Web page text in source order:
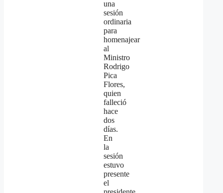
una
sesión
ordinaria
para
homenajear
al
Ministro
Rodrigo
Pica
Flores,
quien
falleció
hace
dos
días.
En
la
sesión
estuvo
presente
el